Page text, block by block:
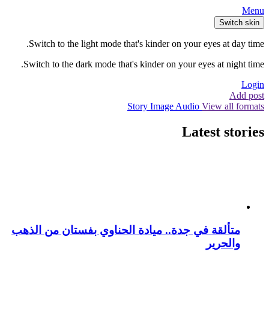
Menu
Switch skin
Switch to the light mode that's kinder on your eyes at day time.
Switch to the dark mode that's kinder on your eyes at night time.
Login
Add post
Story Image Audio View all formats
Latest stories
متألقة في جدة.. ميادة الحناوي بفستان من الذهب
والحرير